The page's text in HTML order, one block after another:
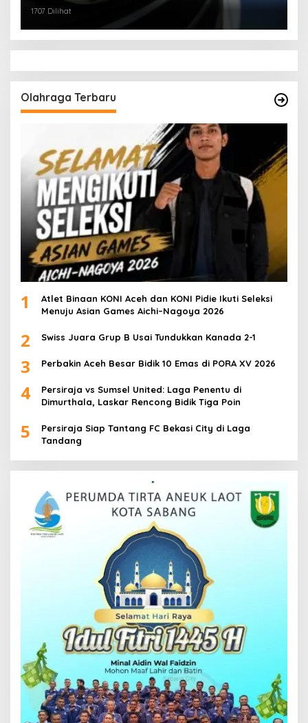
1707 Dilihat
Olahraga Terbaru
1
Atlet Binaan KONI Aceh dan KONI Pidie Ikuti Seleksi
Menuju Asian Games Aichi–Nagoya 2026
2 Swiss Juara Grup B Usai Tundukkan Kanada 2-1
3 Perbakin Aceh Besar Bidik 10 Emas di PORA XV 2026
4
Persiraja vs Sumsel United: Laga Penentu di
Dimurthala, Laskar Rencong Bidik Tiga Poin
5
Persiraja Siap Tantang FC Bekasi City di Laga
Tandang